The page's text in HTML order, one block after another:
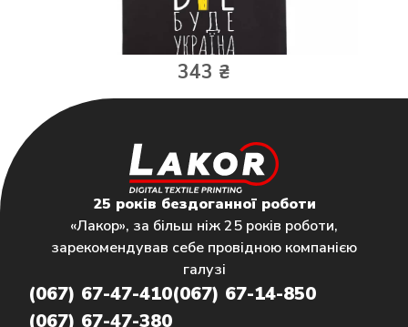
343 ₴
25 років бездоганної роботи
«Лакор», за більш ніж 25 років роботи,
зарекомендував себе провідною компанією
галузі
(067) 67-47-410(067) 67-14-850
(067) 67-47-380